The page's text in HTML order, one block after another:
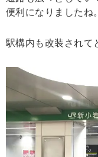
便利になりましたね。
駅構内も改装されて